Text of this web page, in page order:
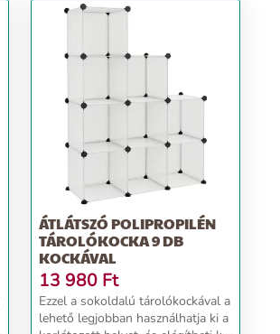
ÁTLÁTSZÓ POLIPROPILÉN
TÁROLÓKOCKA 9 DB
KOCKÁVAL
13 980 Ft
Ezzel a sokoldalú tárolókockával a
lehető legjobban használhatja ki a